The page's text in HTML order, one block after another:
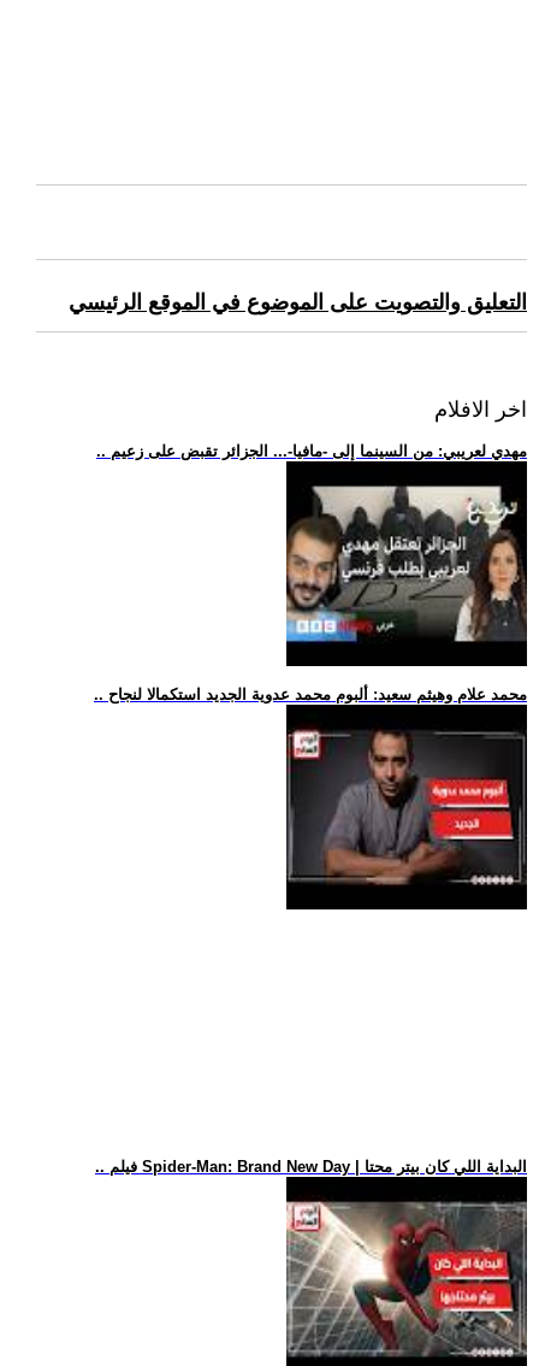
التعليق والتصويت على الموضوع في الموقع الرئيسي
اخر الافلام
.. مهدي لعريبي: من السينما إلى -مافيا-... الجزائر تقبض على زعيم
.. محمد علام وهيثم سعيد: ألبوم محمد عدوية الجديد استكمالا لنجاح
.. فيلم Spider-Man: Brand New Day | البداية اللي كان بيتر محتا